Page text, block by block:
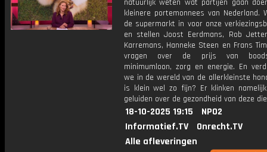
natuurlijk weten wat partijen gaan
kleinere portemonnees van Nederland.
de supermarkt in voor onze
en stellen Joost Eerdmans, Rob
Karremans, Hanneke Steen en Frans
vragen over de prijs van
minimumloon, zorg en energie. En
we in de wereld van de allerkleinste
is klein wel zo fijn? Er klinken
geluiden over de gezondheid van deze
18-10-2025 19:15
NPO2
Informatief.TV
Onrecht.TV
Alle afleveringen